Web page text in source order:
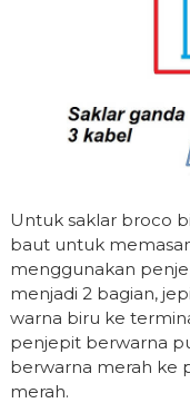
Untuk saklar broco
baut untuk
menggunakan
menjadi 2 bagian,
warna biru ke
penjepit berwarna
berwarna merah ke
merah.